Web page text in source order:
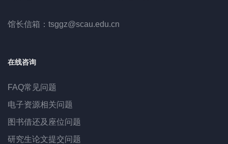
馆长信箱：tsggz@scau.edu.cn
在线咨询
FAQ常见问题
电子资源相关问题
图书借还及座位问题
研究生论文提交问题